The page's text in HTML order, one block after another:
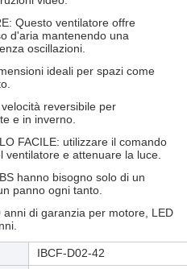
Questo ventilatore offre
d'aria mantenendo una
oscillazioni.
ideali per spazi come
reversibile per
e in inverno.
FACILE: utilizzare il comando
ventilatore e attenuare la luce.
hanno bisogno solo di un
panno ogni tanto.
di garanzia per motore, LED
IBCF-D02-42